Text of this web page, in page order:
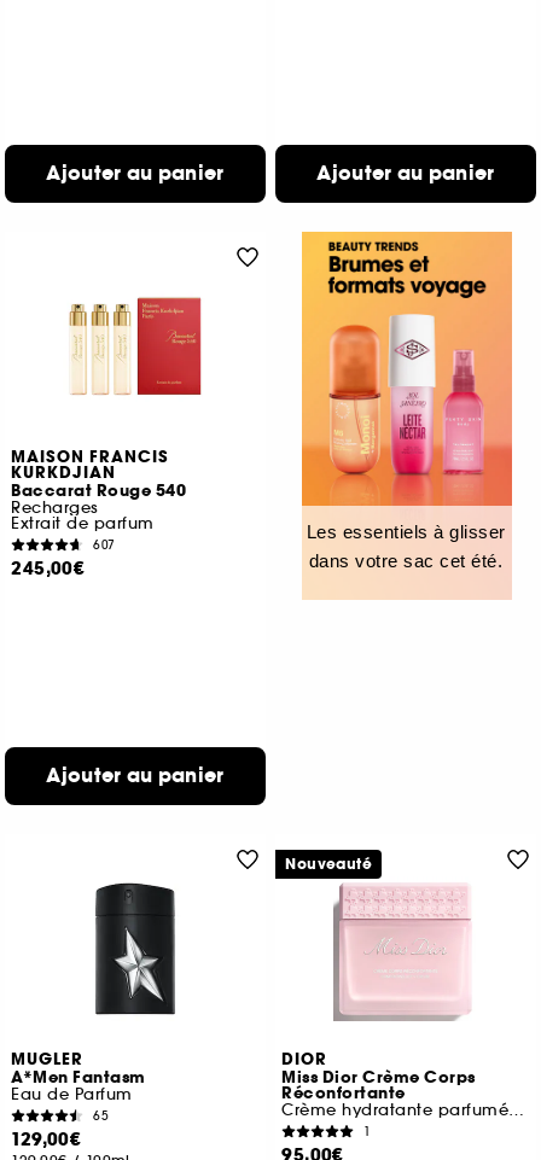
Ajouter au panier Ajouter au panier
MAISON FRANCIS
KURKDJIAN
Baccarat Rouge 540
Recharges
Extrait de parfum
607
245,00€
Ajouter au panier
Les essentiels à glisser
dans votre sac cet été.
MUGLER
A*Men Fantasm
Eau de Parfum
65
129,00€
DIOR
Miss Dior Crème Corps
Réconfortante
Crème hydratante parfumé pour le corps
1
95,00€
Nouveauté